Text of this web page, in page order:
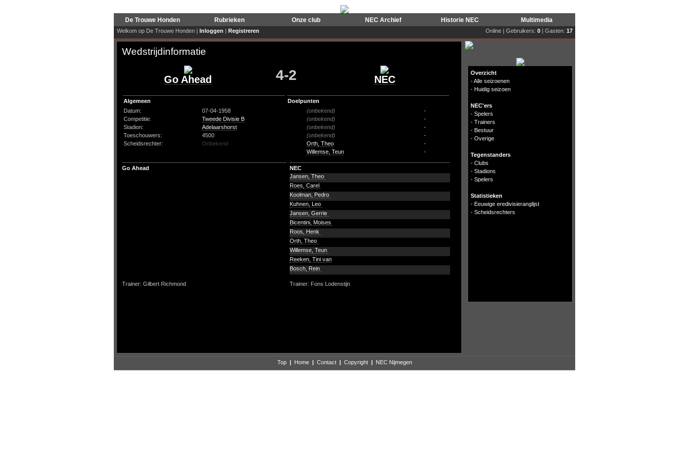
De Trouwe Honden Rubrieken Onze club NEC Archief Historie NEC Multimedia
Welkom op De Trouwe Honden | Inloggen | Registreren Online | Gebruikers: 0 | Gasten: 17
Wedstrijdinformatie
Go Ahead 4-2 NEC
Algemeen
Datum:
07-04-1958
Competitie:
Tweede Divisie B
Stadion:
Adelaarshorst
Toeschouwers:
4500
Scheidsrechter:
Onbekend
Doelpunten
(onbekend)
-
(onbekend)
-
(onbekend)
-
(onbekend)
-
Orth, Theo
-
Willemse, Teun
-
Go Ahead
NEC
Jansen, Theo
Roes, Carel
Koolman, Pedro
Kuhnen, Leo
Jansen, Gerrie
Bicentini, Moises
Roos, Henk
Orth, Theo
Willemse, Teun
Reeken, Tini van
Bosch, Rein
Trainer: Gilbert Richmond Trainer: Fons Lodenstijn
Overzicht
-Alle seizoenen
- Huidig seizoen
NEC'ers
- Spelers
- Trainers
- Bestuur
- Overige
Tegenstanders
- Clubs
- Stadions
- Spelers
Statistieken
- Eeuwige eredivisieranglijst
- Scheidsrechters
Top | Home | Contact | Copyright | NEC Nijmegen